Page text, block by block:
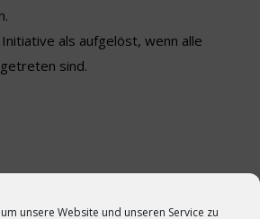
unsere Website und unseren Service zu
als aufgelöst, wenn alle
sind.